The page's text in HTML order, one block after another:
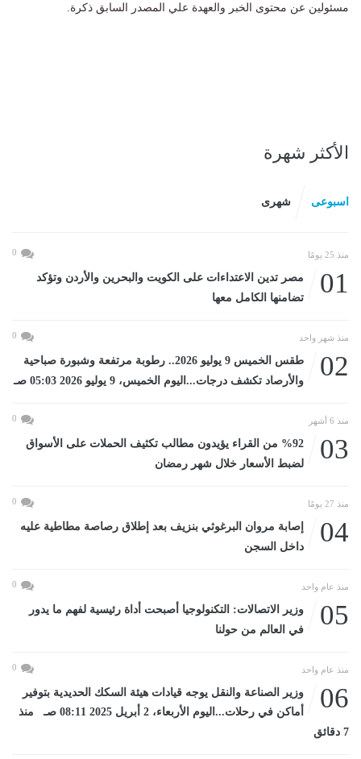
مسئولين عن محتوى الخبر والعهدة علي المصدر السابق ذكرة.
الأكثر شهرة
اسبوعى شهرى
منذ 25 يومًا 0
01
مصر تدين الاعتداءات على الكويت والبحرين والأردن وتؤكد
تضامنها الكامل معها
منذ شهر واحد 0
02
طقس الخميس 9 يوليو 2026.. رطوبة مرتفعة وشبورة صباحية
والأرصاد تكشف درجات...اليوم الخميس، 9 يوليو 2026 05:03 صـ
منذ 6 أشهر 0
03
%92 من القراء يؤيدون مطالب تكثيف الحملات على الأسواق
لضبط الأسعار خلال شهر رمضان
منذ 27 يومًا 0
04
إصابة مروان البرغوثي بنزيف بعد إطلاق رصاصة مطاطية عليه
داخل السجن
منذ عام واحد 0
05
وزير الاتصالات: التكنولوجيا أصبحت أداة رئيسية لفهم ما يدور
في العالم من حولنا
منذ عام واحد 0
06
وزير الصناعة والنقل يوجه قيادات هيئة السكك الحديدية بتوفير
أماكن في رحلات...اليوم الأربعاء، 2 أبريل 2025 08:11 صـ منذ
7 دقائق